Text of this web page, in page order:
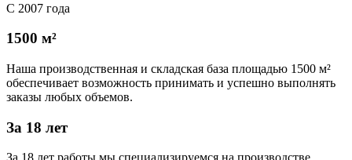
С 2007 года
1500 м²
Наша производственная и складская база площадью 1500 м²
обеспечивает возможность принимать и успешно выполнять
заказы любых объемов.
За 18 лет